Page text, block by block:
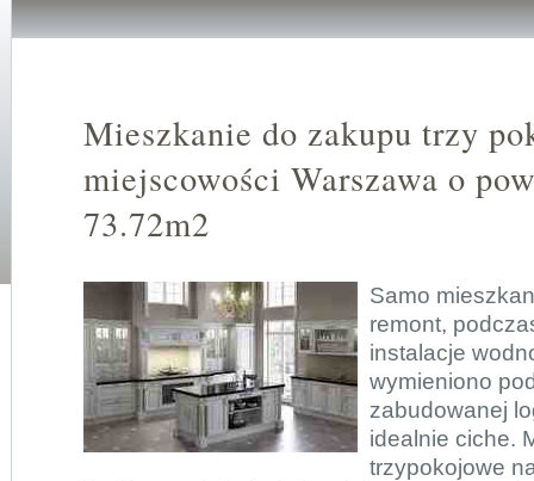
Mieszkanie do zakupu trzy
miejscowości Warszawa o
73.72m2
Samo
remont,
instalacje
wymieniono
zabudowanej
idealnie ciche.
trzypokojowe